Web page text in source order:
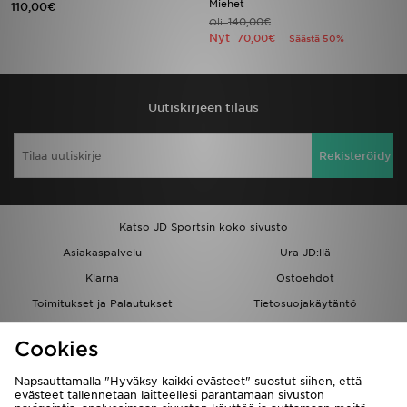
110,00€
Miehet
Oli140,00€
Nyt 70,00€ Säästä 50%
Uutiskirjeen tilaus
Rekisteröidy
Katso JD Sportsin koko sivusto
Asiakaspalvelu
Ura JD:llä
Klarna
Ostoehdot
Toimitukset ja Palautukset
Tietosuojakäytäntö
Löydä myymälä
Kumppanuusohjelma
JD Blog
Minun viestini
Asiakaspalvelu ja tietoa
Cookies
Napsauttamalla "Hyväksy kaikki evästeet" suostut siihen, että
evästeet tallennetaan laitteellesi parantamaan sivuston